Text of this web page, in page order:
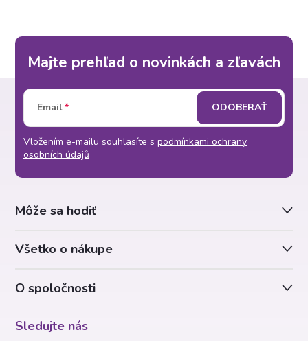
Majte prehľad o novinkách a zľavách
Email
Vložením e-mailu souhlasíte s podmínkami ochrany
osobních údajů
ODOBERAŤ
O spoločnosti
Sledujte nás
Môže sa hodiť
Všetko o nákupe